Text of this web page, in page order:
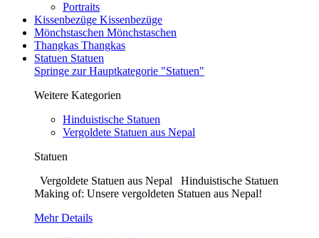
Portraits
Kissenbezüge Kissenbezüge
Mönchstaschen Mönchstaschen
Thangkas Thangkas
Statuen Statuen
Springe zur Hauptkategorie "Statuen"
Weitere Kategorien
Hinduistische Statuen
Vergoldete Statuen aus Nepal
Statuen
Vergoldete Statuen aus Nepal Hinduistische Statuen
Making of: Unsere vergoldeten Statuen aus Nepal!
Mehr Details